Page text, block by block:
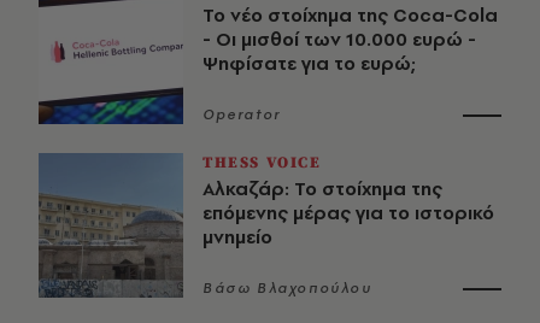
Το νέο στοίχημα της Coca-Cola
- Οι μισθοί των 10.000 ευρώ -
Ψηφίσατε για το ευρώ;
Operator
THESS VOICE
Αλκαζάρ: Το στοίχημα της
επόμενης μέρας για το ιστορικό
μνημείο
Βάσω Βλαχοπούλου